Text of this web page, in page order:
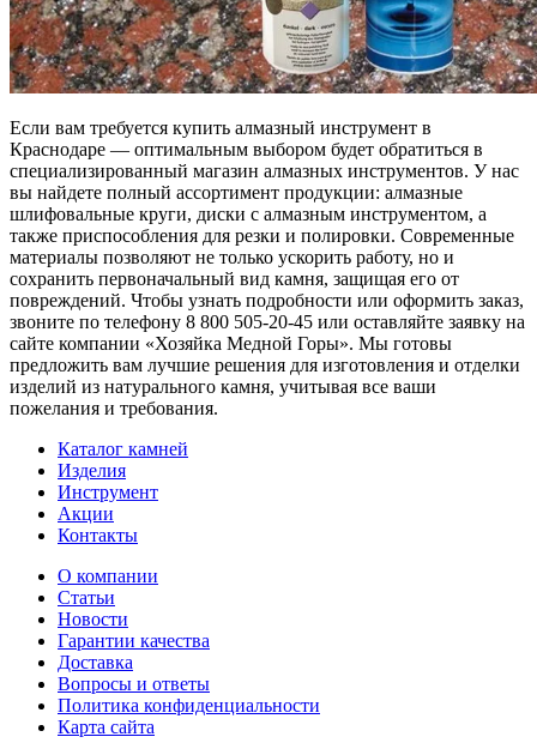
Если вам требуется купить алмазный инструмент в
Краснодаре — оптимальным выбором будет обратиться в
специализированный магазин алмазных инструментов. У нас
вы найдете полный ассортимент продукции: алмазные
шлифовальные круги, диски с алмазным инструментом, а
также приспособления для резки и полировки. Современные
материалы позволяют не только ускорить работу, но и
сохранить первоначальный вид камня, защищая его от
повреждений. Чтобы узнать подробности или оформить заказ,
звоните по телефону 8 800 505-20-45 или оставляйте заявку на
сайте компании «Хозяйка Медной Горы». Мы готовы
предложить вам лучшие решения для изготовления и отделки
изделий из натурального камня, учитывая все ваши
пожелания и требования.
Каталог камней
Изделия
Инструмент
Акции
Контакты
О компании
Статьи
Новости
Гарантии качества
Доставка
Вопросы и ответы
Политика конфиденциальности
Карта сайта